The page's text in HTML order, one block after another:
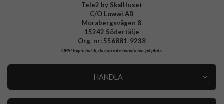
Tele2 by SkalHuset
C/O Lowwi AB
Morabergsvägen 8
15242 Södertälje
Org. nr: 556881-9238
OBS!Ingen butik, du kan inte handla här på plats
HANDLA